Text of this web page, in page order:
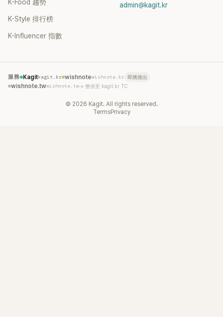
K-Food 趨勢
K-Style 排行榜
K-Influencer 指數
admin@kagit.kr
服務 Kagitkagit.kr wishnotewishnote.kr 即將推出
wishnote.twwishnote.tw→ 整併至 kagit.kr TC
© 2026 Kagit. All rights reserved.
TermsPrivacy